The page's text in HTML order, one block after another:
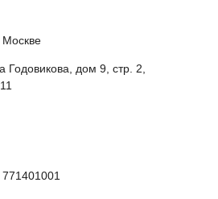
Годовикова, дом 9, стр. 2,